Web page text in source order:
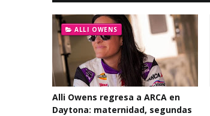
ALLI OWENS
Alli Owens regresa a ARCA en
Daytona: maternidad, segundas